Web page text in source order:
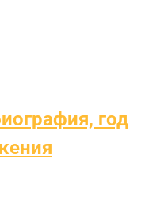
год